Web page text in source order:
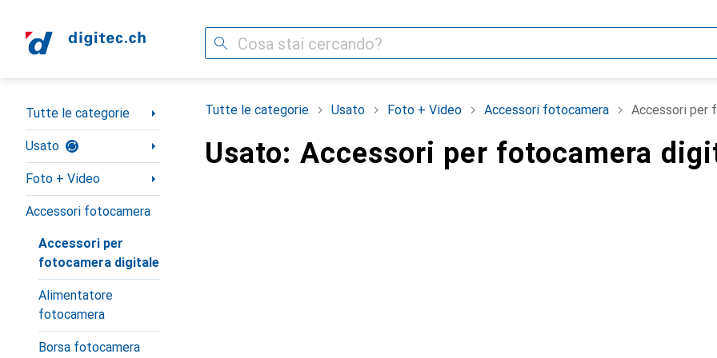
Cerca
Categoria Navigazione
Tutte le categorie
Usato
Foto + Video
Accessori fotocamera
Accessori per
fotocamera digitale
Alimentatore
fotocamera
Borsa fotocamera
Tutte le categorie Usato Foto + Video Accessori fotocamera Accessori per
Usato: Accessori per fotocamera